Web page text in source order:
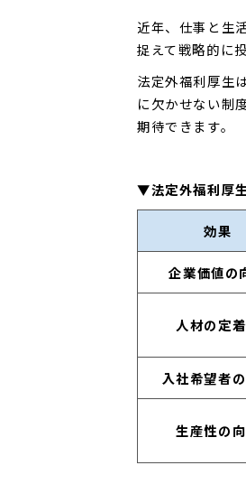
近年、仕事と生
捉えて戦略的に
法定外福利厚生
に欠かせない制
期待できます。
▼法定外福利厚
効果
企業価値の
人材の定
入社希望者
生産性の